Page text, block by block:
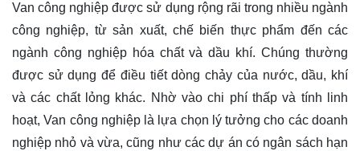
Van công nghiệp được sử dụng rộng rãi trong nhiều ngành
công nghiệp, từ sản xuất, chế biến thực phẩm đến các
ngành công nghiệp hóa chất và dầu khí. Chúng thường
được sử dụng để điều tiết dòng chảy của nước, dầu, khí
và các chất lỏng khác. Nhờ vào chi phí thấp và tính linh
hoạt, Van công nghiệp là lựa chọn lý tưởng cho các doanh
nghiệp nhỏ và vừa, cũng như các dự án có ngân sách hạn